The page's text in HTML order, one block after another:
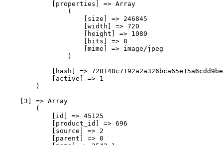
            [properties] => Array
                (
                    [size] => 246845
                    [width] => 720
                    [height] => 1080
                    [bits] => 8
                    [mime] => image/jpeg
                )
[hash] =>
            [active] => 1
        )
    [3] => Array
        (
            [id] => 45125
            [product_id] => 696
            [source] => 2
            [parent] => 0